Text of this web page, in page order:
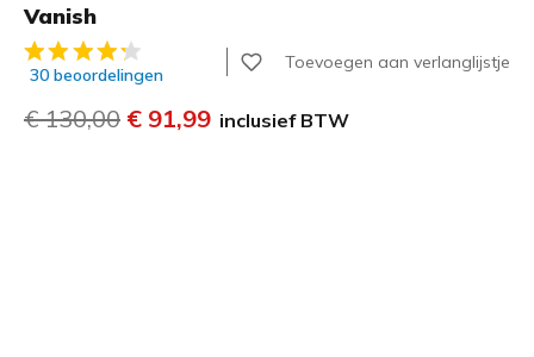
Vanish
3,3 van de 5 klantbeoordelingen
30 beoordelingen
Toevoegen aan verlanglijstje
Prijs verlaagd van
€ 130,00 naar
€ 91,99 inclusief BTW